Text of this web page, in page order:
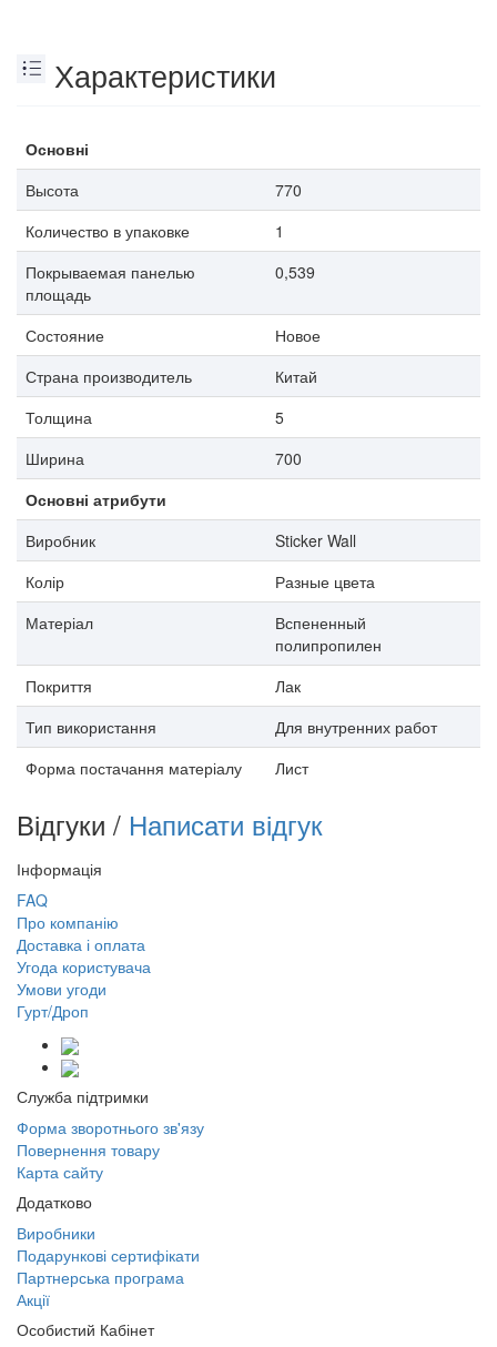
Характеристики
Основні
Высота
770
Количество в упаковке
1
Покрываемая панелью
площадь
0,539
Состояние
Новое
Страна производитель
Китай
Толщина
5
Ширина
700
Основні атрибути
Виробник
Sticker Wall
Колір
Разные цвета
Матеріал
Вспененный
полипропилен
Покриття
Лак
Тип використання
Для внутренних работ
Форма постачання матеріалу
Лист
Відгуки / Написати відгук
Інформація
FAQ
Про компанію
Доставка і оплата
Угода користувача
Умови угоди
Гурт/Дроп
Служба підтримки
Форма зворотнього зв'язу
Повернення товару
Карта сайту
Додатково
Виробники
Подарункові сертифікати
Партнерська програма
Акції
Особистий Кабінет